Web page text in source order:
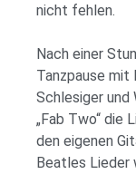
nicht fehlen.
Nach einer
Tanzpause mit
Schlesiger und
„Fab Two“ die
den eigenen
Beatles Lieder